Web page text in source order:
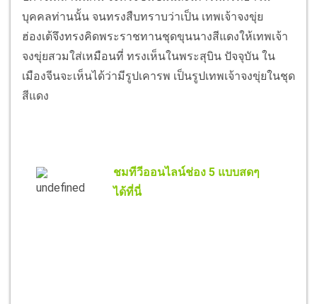
บุคคลท่านนั้น จนทรงสืบทราบว่าเป็น เทพเจ้าจงขุ่ย
ฮ่องเต้จึงทรงคิดพระราชทานชุดขุนนางสีแดงให้เทพเจ้า
จงขุ่ยสวมใส่เหมือนที่ ทรงเห็นในพระสุบิน ปัจจุบัน ใน
เมืองจีนจะเห็นได้ว่ามีรูปเคารพ เป็นรูปเทพเจ้าจงขุ่ยในชุด
สีแดง
ชมทีวีออนไลน์ช่อง 5 แบบสดๆ
ได้ที่นี่